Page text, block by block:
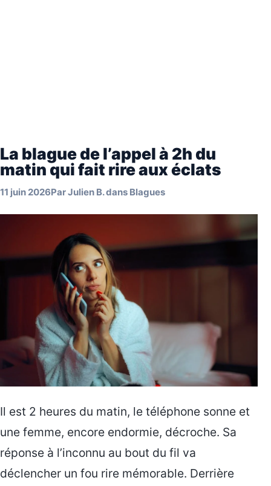
La blague de l’appel à 2h du
matin qui fait rire aux éclats
11 juin 2026ParJulien B.dans Blagues
Il est 2 heures du matin, le téléphone sonne et
une femme, encore endormie, décroche. Sa
réponse à l’inconnu au bout du fil va
déclencher un fou rire mémorable. Derrière